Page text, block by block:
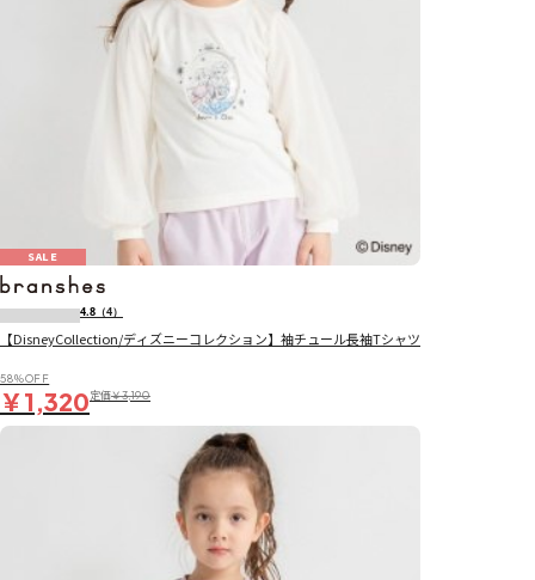
SALE
4.8 （4）
【DisneyCollection/ディズニーコレクション】袖チュール長袖Tシャツ
58％OFF
￥1,320定価￥3,190